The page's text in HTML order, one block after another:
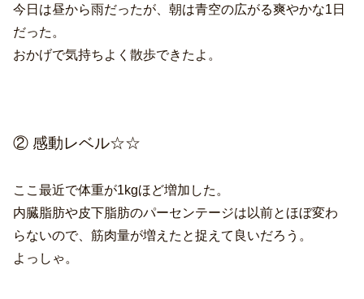
今日は昼から雨だったが、朝は青空の広がる爽やかな1日
だった。
おかげで気持ちよく散歩できたよ。
② 感動レベル☆☆
ここ最近で体重が1kgほど増加した。
内臓脂肪や皮下脂肪のパーセンテージは以前とほぼ変わ
らないので、筋肉量が増えたと捉えて良いだろう。
よっしゃ。